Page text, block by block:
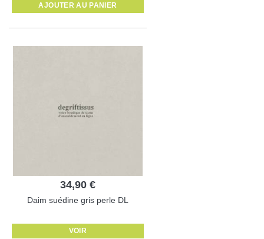
AJOUTER AU PANIER
34,90 €
Daim suédine gris perle DL
VOIR